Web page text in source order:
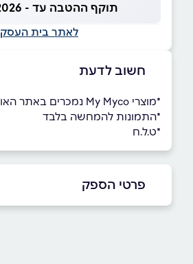
תוקף ההטבה עד - 09.09.2026
לאתר בית העסק
חשוב לדעת
*מוצרי My Myco נמכרים באתר האונליין בלבד
*התמונות להמחשה בלבד
*ט.ל.ח
פרטי הספק